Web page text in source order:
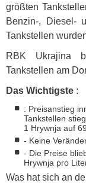
größten
Benzin-, Diesel-
Tankstellen
RBK Ukrajina
Tankstellen am
Das Wichtigste :
: Preisanstieg
Tankstellen
1 Hrywnja auf
- Keine
- Die Preise
Hrywnja pro
Was hat sich an